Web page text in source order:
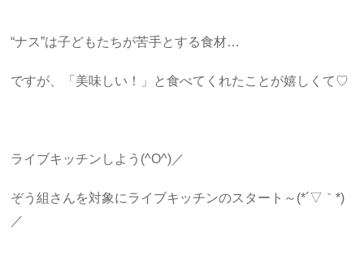
“ナス”は子どもたちが苦手とする食材…
ですが、「美味しい！」と食べてくれたことが嬉しくて♡
ライブキッチンしよう(^O^)／
ぞう組さんを対象にライブキッチンのスタート～(*´▽｀*)
／